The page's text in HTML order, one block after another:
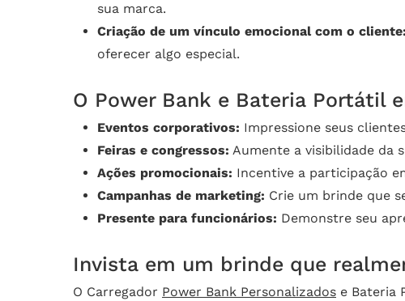
sua marca.
Criação de um vínculo emocional com o cliente:
oferecer algo especial.
O Power Bank e Bateria Portátil
Eventos corporativos: Impressione seus
Feiras e congressos: Aumente a visibilidade da
Ações promocionais: Incentive a participação
Campanhas de marketing: Crie um brinde que
Presente para funcionários: Demonstre seu
Invista em um brinde que
O Carregador Power Bank Personalizados e Bateria